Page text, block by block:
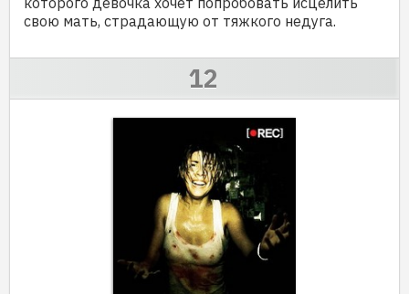
свою мать, страдающую от тяжкого недуга.